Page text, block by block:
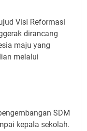
Visi Reformasi
dirancang
maju yang
melalui
SDM
kepala sekolah.